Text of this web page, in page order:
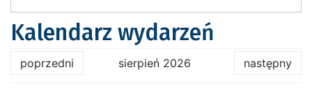
Kalendarz wydarzeń
poprzedni sierpień 2026 następny